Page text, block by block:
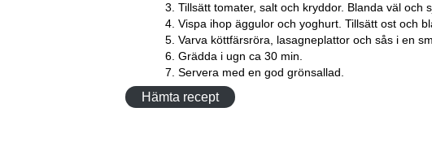
Tillsätt tomater, salt och kryddor. Blanda väl och
Vispa ihop äggulor och yoghurt. Tillsätt ost och
Varva köttfärsröra, lasagneplattor och sås i en
Grädda i ugn ca 30 min.
Servera med en god grönsallad.
Hämta recept